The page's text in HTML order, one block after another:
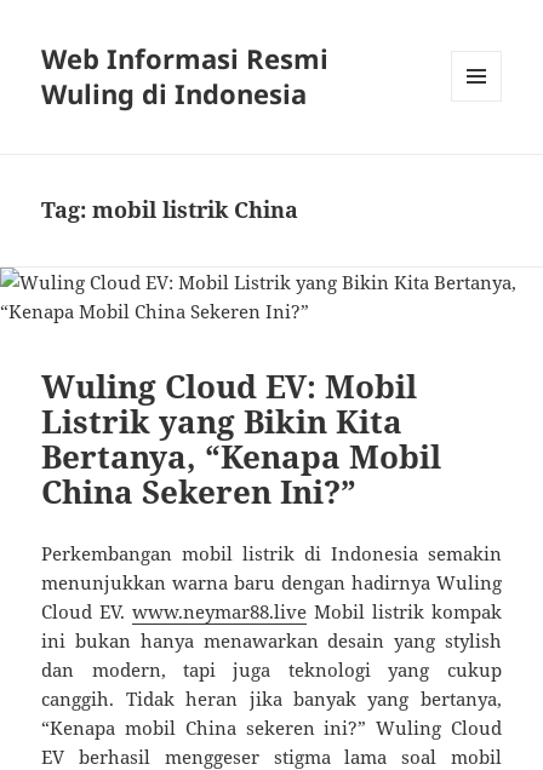
Web Informasi Resmi
Wuling di Indonesia
Tag:mobil listrik China
Wuling Cloud EV: Mobil
Listrik yang Bikin Kita
Bertanya, “Kenapa Mobil
China Sekeren Ini?”
Perkembangan mobil listrik di Indonesia semakin
menunjukkan warna baru dengan hadirnya Wuling
Cloud EV.www.neymar88.live Mobil listrik kompak
ini bukan hanya menawarkan desain yang stylish
dan modern, tapi juga teknologi yang cukup
canggih. Tidak heran jika banyak yang bertanya,
“Kenapa mobil China sekeren ini?” Wuling Cloud
EV berhasil menggeser stigma lama soal mobil